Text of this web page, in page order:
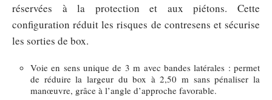
réservées à la protection et aux piétons. Cette
configuration réduit les risques de contresens et sécurise
les sorties de box.
Voie en sens unique de 3 m avec bandes latérales : permet
de réduire la largeur du box à 2,50 m sans pénaliser la
manœuvre, grâce à l’angle d’approche favorable.